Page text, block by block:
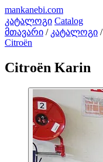
mankanebi.com
კატალოგი Catalog
მთავარი / კატალოგი /
Citroën
Citroën Karin